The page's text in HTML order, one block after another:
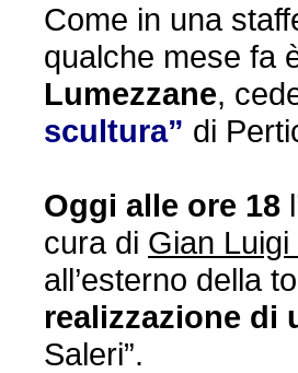
Come in una
qualche mese fa
Lumezzane,
scultura” di
Oggi alle ore 18
cura di Gian
all’esterno della
realizzazione di
Saleri”.